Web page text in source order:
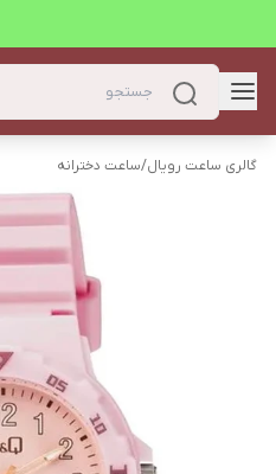
گالری ساعت رویال/ساعت دخترانه